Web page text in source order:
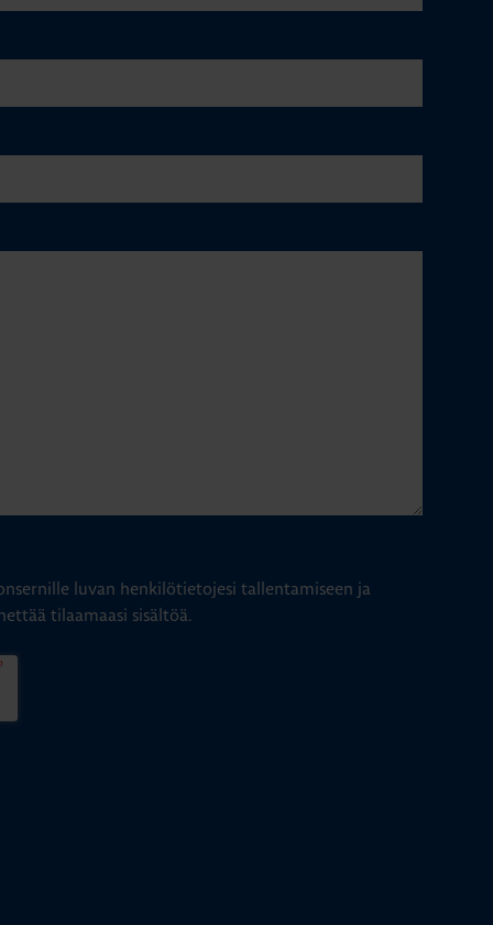
luvan henkilötietojesi tallentamiseen ja
tilaamaasi sisältöä.